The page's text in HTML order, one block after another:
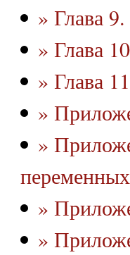
» Глава
» Глава
» Глава
»
»
переменных
»
»